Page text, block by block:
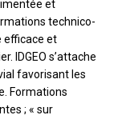
et
technico-
efficace et
IDGEO s’attache
favorisant les
Formations
; « sur